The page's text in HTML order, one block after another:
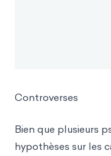
Controverses
Bien que plusieurs
hypothèses sur les